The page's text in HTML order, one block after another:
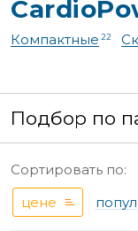
Компактные 22
Подбор по
Сортировать по:
цене